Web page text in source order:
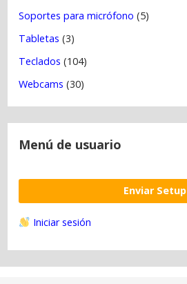
Soportes para micrófono (5)
Tabletas (3)
Teclados (104)
Webcams (30)
Menú de usuario
Enviar Setup
Iniciar sesión